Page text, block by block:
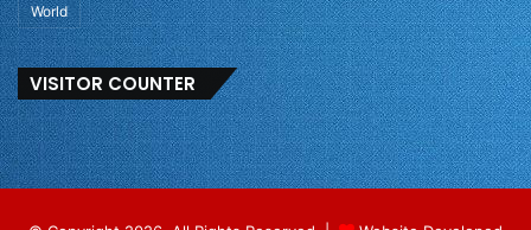
World
VISITOR COUNTER